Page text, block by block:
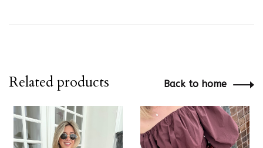
Related products Back to home